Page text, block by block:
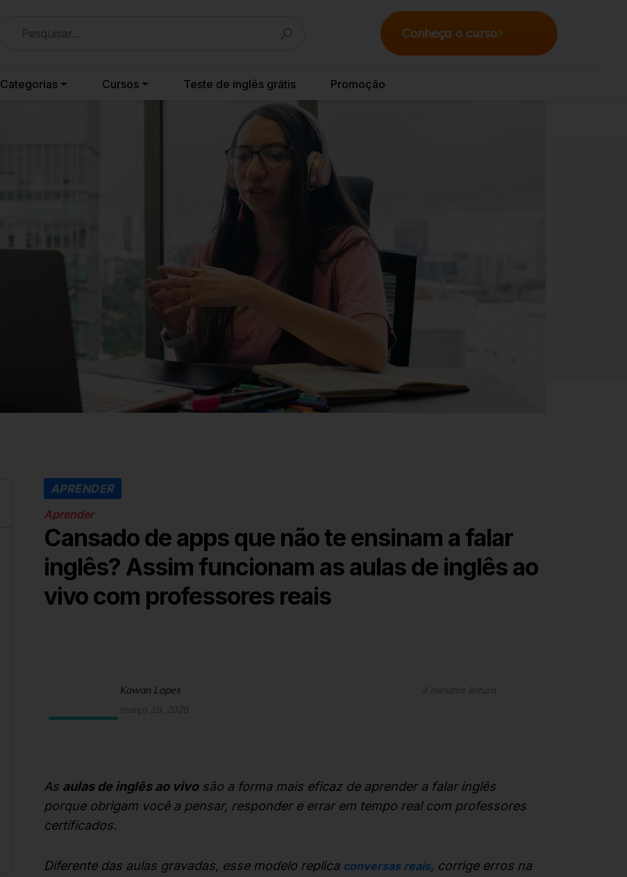
Conheça o curso
Categorias Cursos Teste de inglês grátis Promoção
APRENDER
Aprender
Cansado de apps que não te ensinam a falar
inglês? Assim funcionam as aulas de inglês ao
vivo com professores reais
Kawan Lopes
março 18, 2026
4 minutos leitura
As aulas de inglês ao vivosão a forma mais eficaz de aprender a falar inglês
porque obrigam você a pensar, responder e errar em tempo real com professores
certificados.
Diferente das aulas gravadas, esse modelo replica conversas reais, corrige erros na